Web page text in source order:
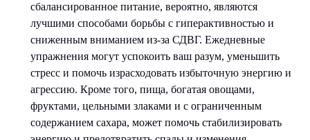
сбалансированное питание, вероятно, являются
лучшими способами борьбы с гиперактивностью и
сниженным вниманием из-за СДВГ. Ежедневные
упражнения могут успокоить ваш разум, уменьшить
стресс и помочь израсходовать избыточную энергию и
агрессию. Кроме того, пища, богатая овощами,
фруктами, цельными злаками и с ограниченным
содержанием сахара, может помочь стабилизировать